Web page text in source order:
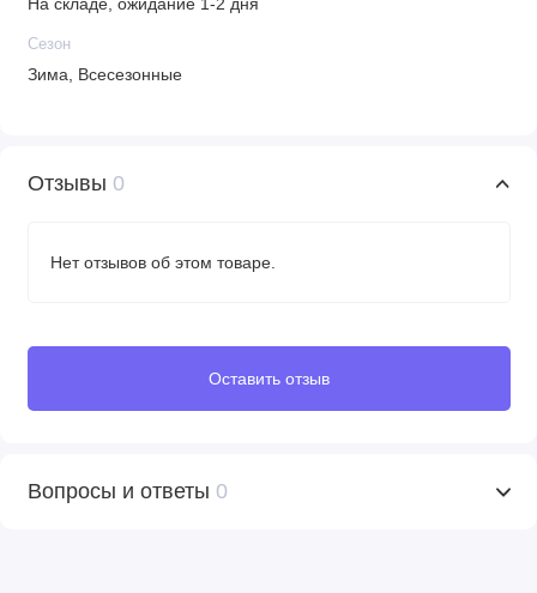
На складе, ожидание 1-2 дня
Сезон
Зима, Всесезонные
Отзывы 0
Нет отзывов об этом товаре.
Оставить отзыв
Вопросы и ответы 0